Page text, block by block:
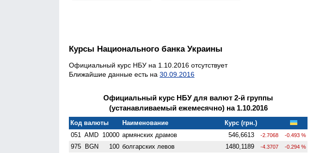
Курсы Национального банка Украины
Официальный курс НБУ на 1.10.2016 отсутствует
Ближайшие данные есть на 30.09.2016
Официальный курс НБУ для валют 2-й группы
(устанавливаемый ежемесячно) на 1.10.2016
Код валюты Наименование
Курс (грн.)
051
AMD 10000 армянских драмов 546,6613 -2.7068 -0.493 %
975 BGN 100 болгарских левов 1480,1189 -4.3707 -0.294 %